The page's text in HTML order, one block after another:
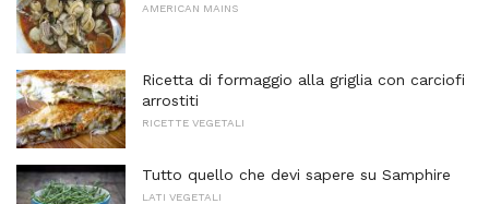
AMERICAN MAINS
Ricetta di formaggio alla griglia con carciofi
arrostiti
RICETTE VEGETALI
Tutto quello che devi sapere su Samphire
LATI VEGETALI